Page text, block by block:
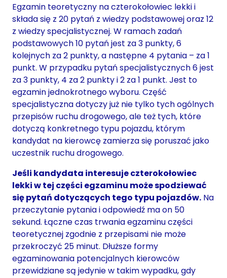
Egzamin teoretyczny na czterokołowiec lekki i
składa się z 20 pytań z wiedzy podstawowej oraz 12
z wiedzy specjalistycznej. W ramach zadań
podstawowych 10 pytań jest za 3 punkty, 6
kolejnych za 2 punkty, a następne 4 pytania – za 1
punkt. W przypadku pytań specjalistycznych 6 jest
za 3 punkty, 4 za 2 punkty i 2 za 1 punkt. Jest to
egzamin jednokrotnego wyboru. Część
specjalistyczna dotyczy już nie tylko tych ogólnych
przepisów ruchu drogowego, ale też tych, które
dotyczą konkretnego typu pojazdu, którym
kandydat na kierowcę zamierza się poruszać jako
uczestnik ruchu drogowego.
Jeśli kandydata interesuje czterokołowiec
lekki w tej części egzaminu może spodziewać
się pytań dotyczących tego typu pojazdów. Na
przeczytanie pytania i odpowiedź ma on 50
sekund. Łączne czas trwania egzaminu części
teoretycznej zgodnie z przepisami nie może
przekroczyć 25 minut. Dłuższe formy
egzaminowania potencjalnych kierowców
przewidziane są jedynie w takim wypadku, gdy